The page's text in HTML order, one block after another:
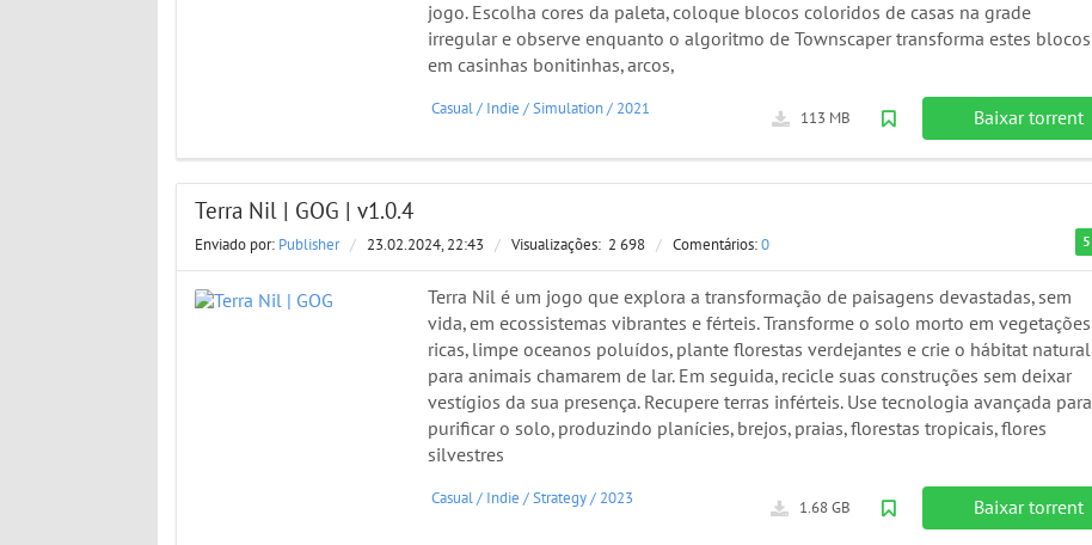
jogo. Escolha cores da paleta, coloque blocos coloridos de casas na grade
irregular e observe enquanto o algoritmo de Townscaper transforma estes blocos
em casinhas bonitinhas, arcos,
Baixar torrent
113 MB
Casual/ Indie /Simulation/ 2021
Terra Nil | GOG | v1.0.4
5
Enviado por: Publisher / 23.02.2024, 22:43 / Visualizações: 2 698 / Comentários:0
Terra Nil é um jogo que explora a transformação de paisagens devastadas, sem
vida, em ecossistemas vibrantes e férteis. Transforme o solo morto em vegetações
ricas, limpe oceanos poluídos, plante florestas verdejantes e crie o hábitat natural
para animais chamarem de lar. Em seguida, recicle suas construções sem deixar
vestígios da sua presença. Recupere terras inférteis. Use tecnologia avançada para
purificar o solo, produzindo planícies, brejos, praias, florestas tropicais, flores
silvestres
Baixar torrent
1.68 GB
Casual/ Indie /Strategy/ 2023